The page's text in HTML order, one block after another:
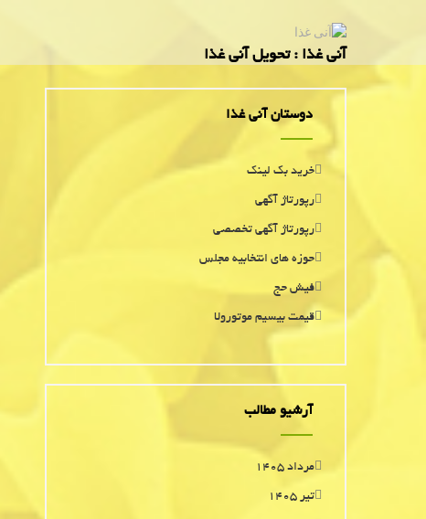
آنی غذا : تحویل آنی غذا
دوستان آنی غذا
خرید بک لینک
رپورتاژ آگهی
رپورتاژ آگهی تخصصی
حوزه های انتخابیه مجلس
فیش حج
قیمت بیسیم موتورولا
آرشیو مطالب
مرداد ۱۴۰۵
تیر ۱۴۰۵